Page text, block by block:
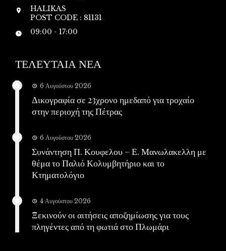
HALIKAS
POST CODE : 81131
09:00 - 17:00
ΤΕΛΕΥΤΑΙΑ ΝΕΑ
6 Αυγούστου 2026
Δικογραφία σε 23χρονο ημεδαπό για τροχαίο
στην περιοχή της Πέτρας
6 Αυγούστου 2026
Συνάντηση Π. Κουφελου – Ε. Μανωλακελλη με
θέμα το Παλιό Κολυμβητήριο και το
Κτηματολόγιο
4 Αυγούστου 2026
Ξεκινούν οι αιτήσεις αποζημίωσης για τους
πληγέντες από τη φωτιά στο Πλωμάρι